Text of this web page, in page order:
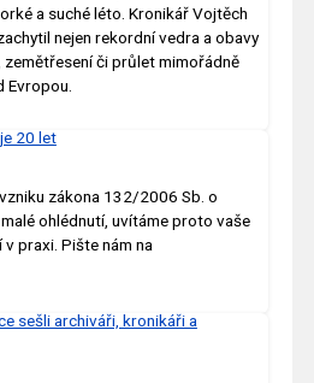
a suché léto. Kronikář Vojtěch
nejen rekordní vedra a obavy
zemětřesení či průlet mimořádně
Evropou.
20 let
zákona 132/2006 Sb. o
ohlédnutí, uvítáme proto vaše
praxi. Pište nám na
sešli archiváři, kronikáři a